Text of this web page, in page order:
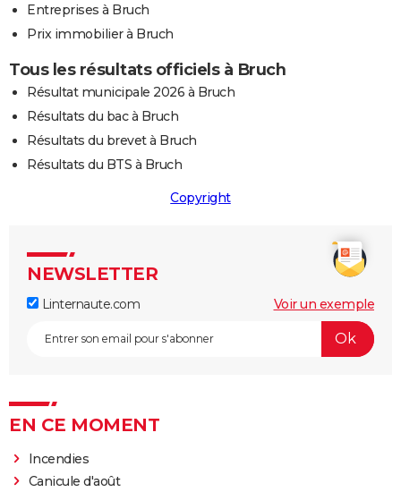
Entreprises à Bruch
Prix immobilier à Bruch
Tous les résultats officiels à Bruch
Résultat municipale 2026 à Bruch
Résultats du bac à Bruch
Résultats du brevet à Bruch
Résultats du BTS à Bruch
Copyright
NEWSLETTER
Linternaute.com Voir un exemple
EN CE MOMENT
Incendies
Canicule d'août